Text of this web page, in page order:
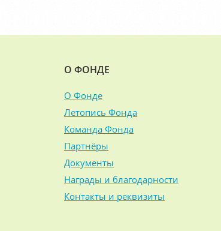
О ФОНДЕ
О Фонде
Летопись Фонда
Команда Фонда
Партнёры
Документы
Награды и благодарности
Контакты и реквизиты